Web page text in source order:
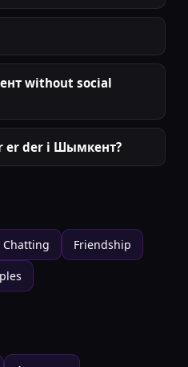
without social
er der i Шымкент?
Chatting Friendship